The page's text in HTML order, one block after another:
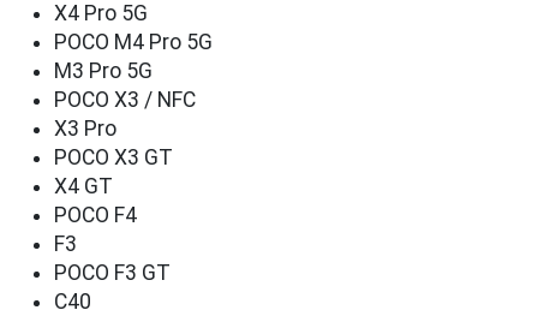
X4 Pro 5G
POCO M4 Pro 5G
M3 Pro 5G
POCO X3 / NFC
X3 Pro
POCO X3 GT
X4 GT
POCO F4
F3
POCO F3 GT
C40